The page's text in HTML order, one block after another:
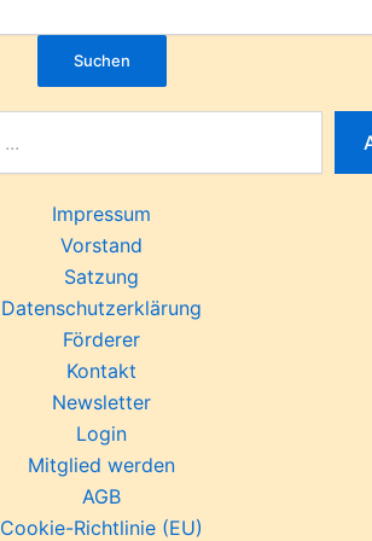
Suchen
Impressum
Vorstand
Satzung
Datenschutzerklärung
Förderer
Kontakt
Newsletter
Login
Mitglied werden
AGB
Cookie-Richtlinie (EU)